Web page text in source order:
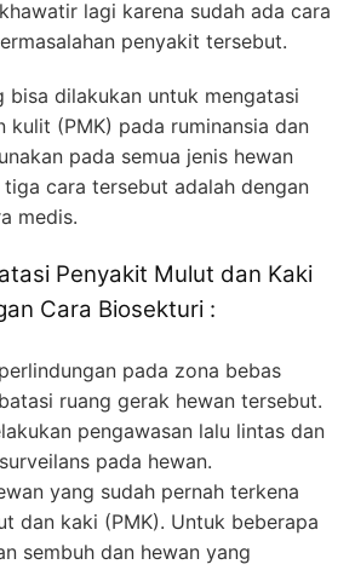
lagi karena sudah ada cara
penyakit tersebut.
bisa dilakukan untuk mengatasi
kulit (PMK) pada ruminansia dan
pada semua jenis hewan
tiga cara tersebut adalah dengan
medis.
Penyakit Mulut dan Kaki
Cara Biosekturi :
pada zona bebas
ruang gerak hewan tersebut.
pengawasan lalu lintas dan
pada hewan.
yang sudah pernah terkena
dan kaki (PMK). Untuk beberapa
sembuh dan hewan yang